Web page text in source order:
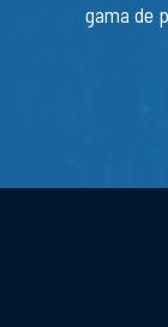
gama de